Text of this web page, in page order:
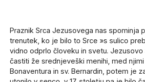
Praznik Srca Jezusovega nas spominja
trenutek, ko je bilo to Srce »s sulico
vidno odprlo človeku in svetu. Jezusovo
častiti že srednjeveški menihi, med njimi
Bonaventura in sv. Bernardin, potem je